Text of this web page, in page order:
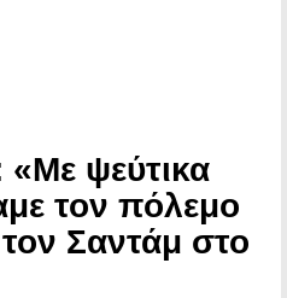
ψεύτικα
τον πόλεμο
Σαντάμ στο